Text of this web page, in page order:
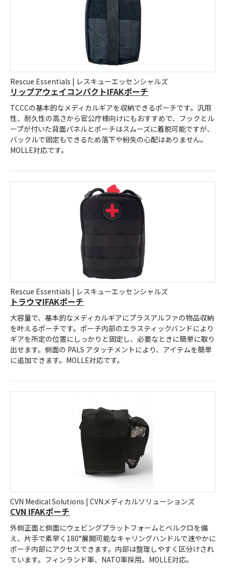
Rescue Essentials | レスキューエッセンシャルズ
リップアウェイコンパクトIFAKポーチ
TCCCの基本的なメディカルギアを収納できるポーチです。汎用
性、耐久性の高さから官公庁様向けにもおすすめで、フックとル
ープが付いた背面パネルとポーチはスムーズに着脱可能ですが、
バックルで固定もできるため落下や紛失の心配はありません。
MOLLE対応です。
Rescue Essentials | レスキューエッセンシャルズ
トラウマIFAKポーチ
大容量で、基本的なメディカルギアにプラスアルファの物品収納
を叶えるポーチです。ポーチ内部のエラスティックバンドにより
ギアを所定の位置にしっかりと固定し、必要なときに簡単に取り
出せます。側面の PALS アタッチメントにより、アイテムを簡単
に追加できます。MOLLE対応です。
CVN Medical Solutions | CVNメディカルソリューションズ
CVN IFAKポーチ
外側正面と側面にウェビングプラットフォームとベルクロを備
え、片手で素早く180°展開可能なキャリングハンドルで速やかに
ポーチ内部にアクセスできます。内部は整理しやすく区分けされ
ています。フィンランド軍、NATO軍採用。MOLLE対応。